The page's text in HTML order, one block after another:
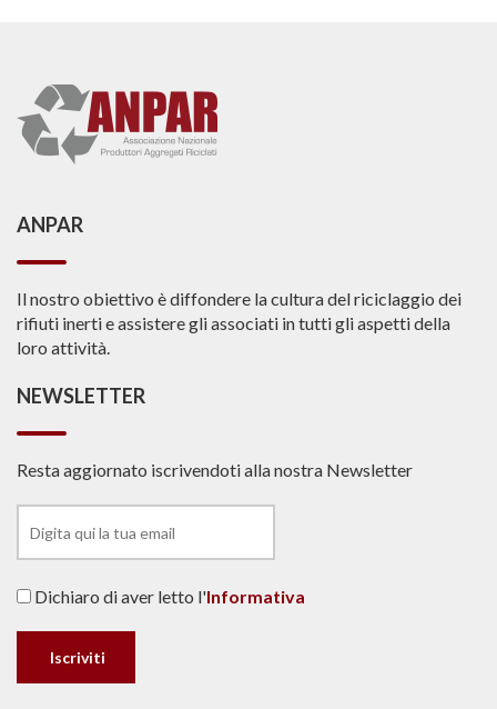
ANPAR
Il nostro obiettivo è diffondere la cultura del riciclaggio dei
rifiuti inerti e assistere gli associati in tutti gli aspetti della
loro attività.
NEWSLETTER
Resta aggiornato iscrivendoti alla nostra Newsletter
Dichiaro di aver letto l'Informativa